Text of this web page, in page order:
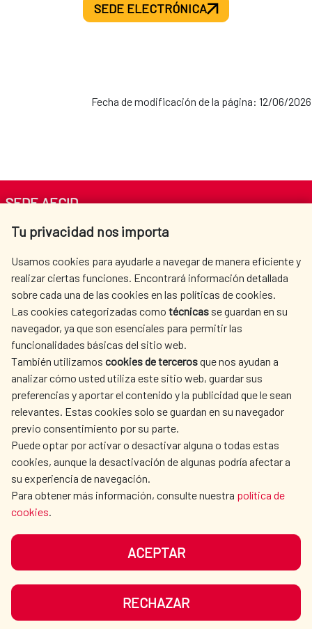
SEDE ELECTRÓNICA
Fecha de modificación de la página: 12/06/2026
Tu privacidad nos importa
Usamos cookies para ayudarle a navegar de manera eficiente y
realizar ciertas funciones. Encontrará información detallada
sobre cada una de las cookies en las políticas de cookies.
Las cookies categorizadas como técnicas se guardan en su
navegador, ya que son esenciales para permitir las
funcionalidades básicas del sitio web.
También utilizamos cookies de tercerosque nos ayudan a
analizar cómo usted utiliza este sitio web, guardar sus
preferencias y aportar el contenido y la publicidad que le sean
relevantes. Estas cookies solo se guardan en su navegador
previo consentimiento por su parte.
Puede optar por activar o desactivar alguna o todas estas
cookies, aunque la desactivación de algunas podría afectar a
su experiencia de navegación.
Para obtener más información, consulte nuestra política de
cookies.
ACEPTAR
RECHAZAR
SEDE AECID
Av. Reyes Católicos 4 - 28040 Madrid
centro.informacion@aecid.es
LA AECID
DÓNDE COOPERAMOS
ACCIÓN HUMANITARIA
SALA DE PRENSA
CULTURA Y CIENCIA
BIBLIOTECA
NUESTRAS REDES SOCIALES
PROTECCIÓN DE DATOS
MAPA WEB